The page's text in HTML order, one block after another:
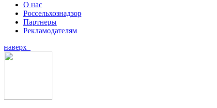
О нас
Россельхознадзор
Партнеры
Рекламодателям
наверх